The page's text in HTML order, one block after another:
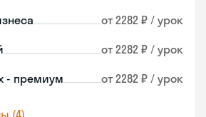
от 2282 ₽ / урок
от 2282 ₽ / урок
- премиум от 2282 ₽ / урок
(4)